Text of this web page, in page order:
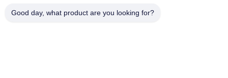
Good day, what product are you looking for?